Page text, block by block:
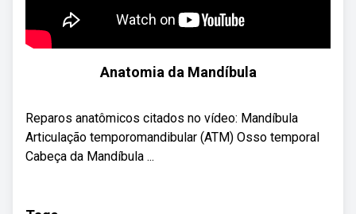
Anatomia da Mandíbula
Reparos anatômicos citados no vídeo: Mandíbula
Articulação temporomandibular (ATM) Osso temporal
Cabeça da Mandíbula ...